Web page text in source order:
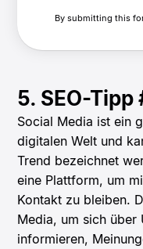
By submitting this
5. SEO-Tipp
Social Media ist ein
digitalen Welt und
Trend bezeichnet
eine Plattform, um
Kontakt zu bleiben.
Media, um sich über
informieren,